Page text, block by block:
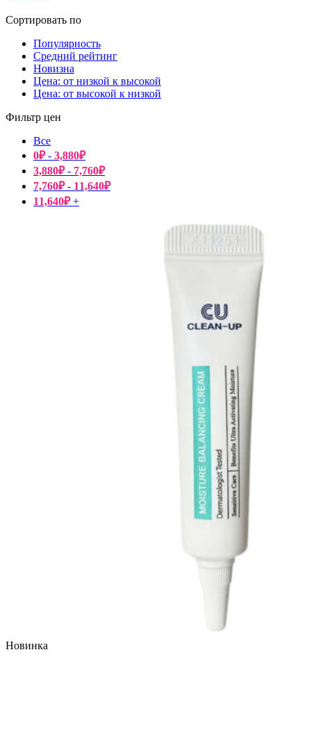
Сортировать по
Популярность
Средний рейтинг
Новизна
Цена: от низкой к высокой
Цена: от высокой к низкой
Фильтр цен
Все
0₽- 3,880₽
3,880₽- 7,760₽
7,760₽- 11,640₽
11,640₽+
Новинка